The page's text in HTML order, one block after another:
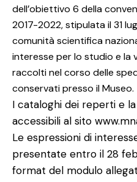
dell’obiettivo 6 della
2017-2022, stipulata il 31
comunità scientifica
interesse per lo studio e la
raccolti nel corso delle
conservati presso il Museo.
I cataloghi dei reperti e
accessibili al sito
Le espressioni di
presentate entro il 28
format del modulo